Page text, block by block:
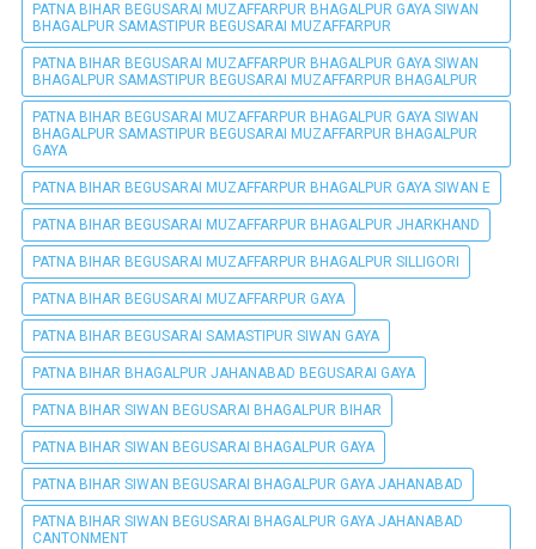
PATNA BIHAR BEGUSARAI MUZAFFARPUR BHAGALPUR GAYA SIWAN
BHAGALPUR SAMASTIPUR BEGUSARAI MUZAFFARPUR
PATNA BIHAR BEGUSARAI MUZAFFARPUR BHAGALPUR GAYA SIWAN
BHAGALPUR SAMASTIPUR BEGUSARAI MUZAFFARPUR BHAGALPUR
PATNA BIHAR BEGUSARAI MUZAFFARPUR BHAGALPUR GAYA SIWAN
BHAGALPUR SAMASTIPUR BEGUSARAI MUZAFFARPUR BHAGALPUR
GAYA
PATNA BIHAR BEGUSARAI MUZAFFARPUR BHAGALPUR GAYA SIWAN E
PATNA BIHAR BEGUSARAI MUZAFFARPUR BHAGALPUR JHARKHAND
PATNA BIHAR BEGUSARAI MUZAFFARPUR BHAGALPUR SILLIGORI
PATNA BIHAR BEGUSARAI MUZAFFARPUR GAYA
PATNA BIHAR BEGUSARAI SAMASTIPUR SIWAN GAYA
PATNA BIHAR BHAGALPUR JAHANABAD BEGUSARAI GAYA
PATNA BIHAR SIWAN BEGUSARAI BHAGALPUR BIHAR
PATNA BIHAR SIWAN BEGUSARAI BHAGALPUR GAYA
PATNA BIHAR SIWAN BEGUSARAI BHAGALPUR GAYA JAHANABAD
PATNA BIHAR SIWAN BEGUSARAI BHAGALPUR GAYA JAHANABAD
CANTONMENT